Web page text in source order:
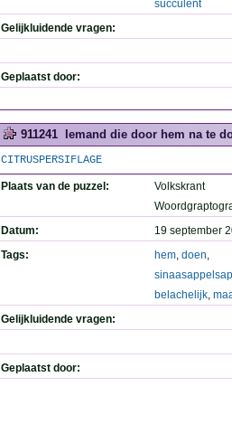
succulent
Gelijkluidende vragen:
Geplaatst door:
911241 Iemand die door hem na te
CITRUSPERSIFLAGE
Plaats van de puzzel:
Volkskrant
Datum:
19 september
Tags:
hem, doen,
belachelijk,
Gelijkluidende vragen:
Geplaatst door: